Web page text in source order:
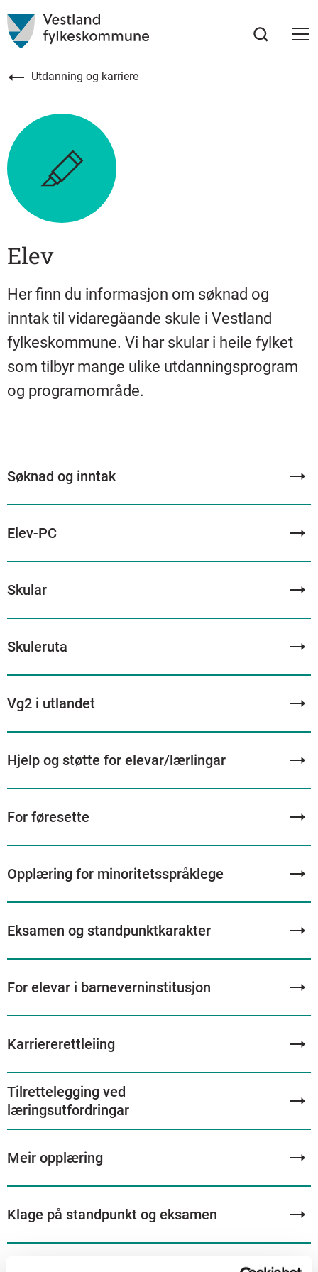
Utdanning og karriere
Elev
Her finn du informasjon om søknad og
inntak til vidaregåande skule i Vestland
fylkeskommune. Vi har skular i heile fylket
som tilbyr mange ulike utdanningsprogram
og programområde.
Søknad og inntak
Elev-PC
Skular
Skuleruta
Vg2 i utlandet
Hjelp og støtte for elevar/lærlingar
For føresette
Opplæring for minoritetsspråklege
Eksamen og standpunktkarakter
For elevar i barneverninstitusjon
Karriererettleiing
Tilrettelegging ved
læringsutfordringar
Meir opplæring
Klage på standpunkt og eksamen